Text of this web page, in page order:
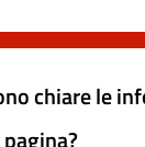
chiare le